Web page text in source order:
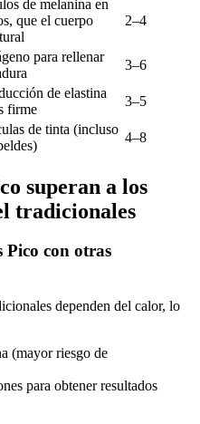
de melanina en
que el cuerpo
2–4
para rellenar
3–6
de elastina
firme
3–5
de tinta (incluso
4–8
superan a los
tradicionales
Pico con otras
dependen del calor, lo
(mayor riesgo de
para obtener resultados